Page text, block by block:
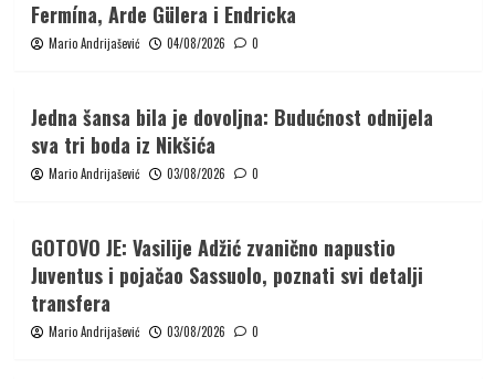
Fermína, Arde Gülera i Endricka
Mario Andrijašević 04/08/2026 0
Jedna šansa bila je dovoljna: Budućnost odnijela
sva tri boda iz Nikšića
Mario Andrijašević 03/08/2026 0
GOTOVO JE: Vasilije Adžić zvanično napustio
Juventus i pojačao Sassuolo, poznati svi detalji
transfera
Mario Andrijašević 03/08/2026 0